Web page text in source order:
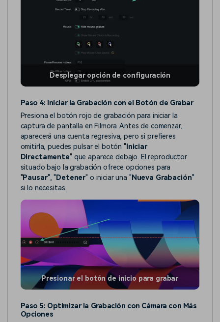
Desplegar opción de configuración
Paso 4: Iniciar la Grabación con el Botón de Grabar
Presiona el botón rojo de grabación para iniciar la
captura de pantalla en Filmora. Antes de comenzar,
aparecerá una cuenta regresiva, pero si prefieres
omitirla, puedes pulsar el botón " Iniciar
Directamente" que aparece debajo. El reproductor
situado bajo la grabación ofrece opciones para
"Pausar", " Detener" o iniciar una " Nueva Grabación"
si lo necesitas.
Presionar el botón de inicio para grabar
Paso 5: Optimizar la Grabación con Cámara con Más
Opciones